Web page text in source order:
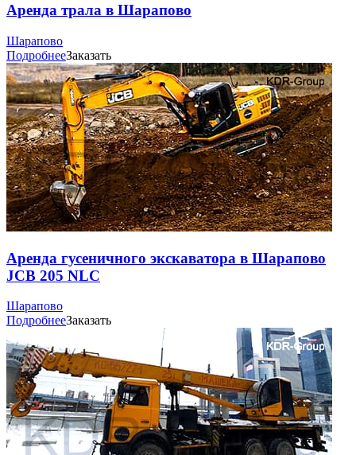
Аренда трала в Шарапово
Шарапово
ПодробнееЗаказать
Аренда гусеничного экскаватора в Шарапово
JCB 205 NLC
Шарапово
ПодробнееЗаказать